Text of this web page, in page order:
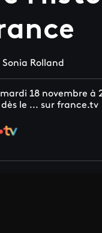
Rolland
18 novembre à
dès le ... sur france.tv
de France ' sur Facebook
Histoire de France ' sur X
'Notre Histoire de France ' sur